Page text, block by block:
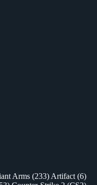
Arms (233) Artifact (6)